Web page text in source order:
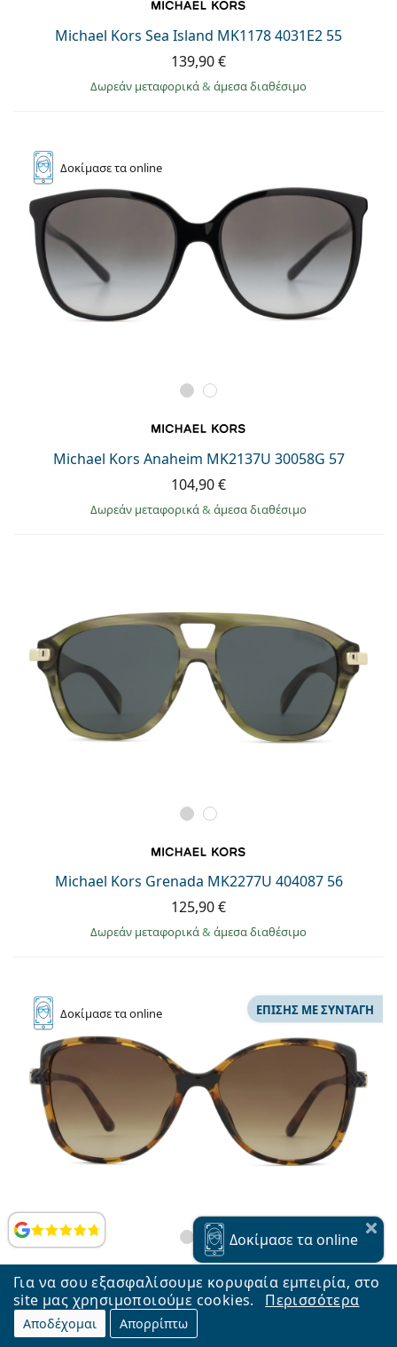
Για να σου εξασφαλίσουμε κορυφαία εμπειρία, στο
site μας χρησιμοποιούμε cookies.
Περισσότερα
Αποδέχομαι Απορρίπτω
Αξιολογήσεις
Michael Kors Sea Island MK1178 4031E2 55
139,90 €
Δωρεάν μεταφορικά& άμεσα διαθέσιμο
Δοκίμασετα online
Michael Kors Anaheim MK2137U 30058G 57
104,90 €
Δωρεάν μεταφορικά & άμεσα διαθέσιμο
Michael Kors Grenada MK2277U 404087 56
125,90 €
Δωρεάν μεταφορικά& άμεσα διαθέσιμο
Δοκίμασετα online
Michael Kors Malta MK2181U 300613 57
ΕΠΊΣΗΣ ΜΕ ΣΥΝΤΑΓΉ
98,99 €
Δοκίμασετα online